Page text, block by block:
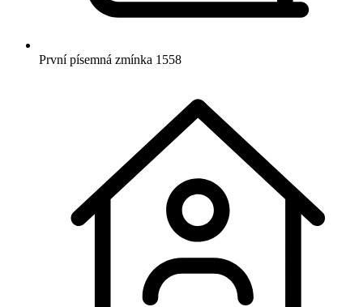
První písemná zmínka 1558